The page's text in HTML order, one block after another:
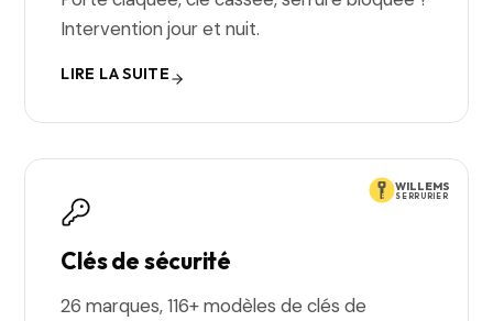
Intervention jour et nuit.
LIRE LA SUITE
WILLEMS
SERRURIER
Clés de sécurité
26 marques, 116+ modèles de clés de